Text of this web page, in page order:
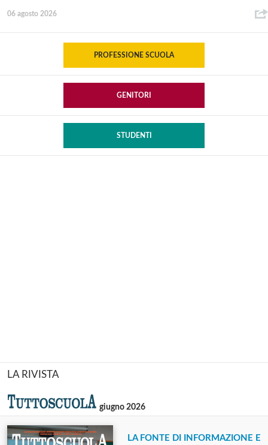
06 agosto 2026
PROFESSIONE SCUOLA
GENITORI
STUDENTI
LA RIVISTA
giugno 2026
LA FONTE DI INFORMAZIONE E